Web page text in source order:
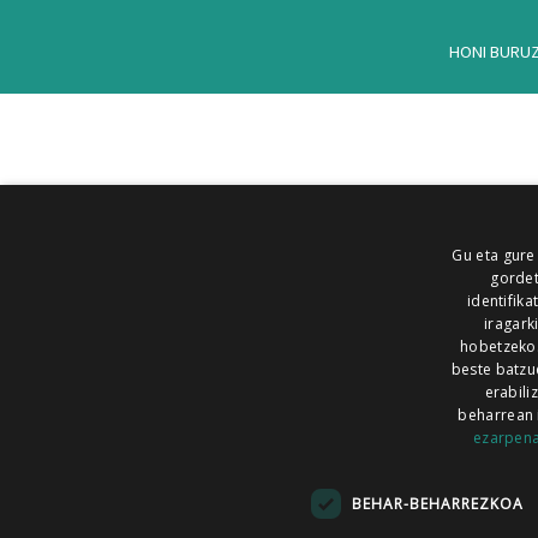
HONI BURUZ
ALEA
MAILOPE NOAUA
Gu eta
hobetzeko.
beste
beharrean
BEHAR-BEHARREZKOA